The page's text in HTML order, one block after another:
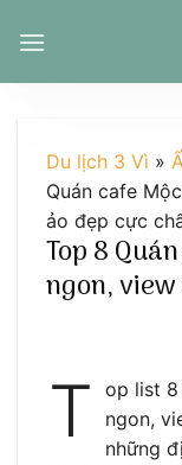
đến
Du lịch 3 Vì »
Quán cafe
ảo đẹp cực
Top 8
ngon,
T
op list 8
ngon,
những